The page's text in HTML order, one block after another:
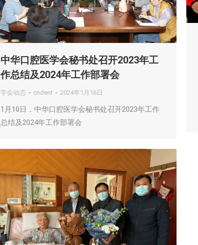
中华口腔医学会秘书处召开2023年工
作总结及2024年工作部署会
学会动态 cndent 2024年1月16日
1月10日，中华口腔医学会秘书处召开2023年工作
总结及2024年工作部署会